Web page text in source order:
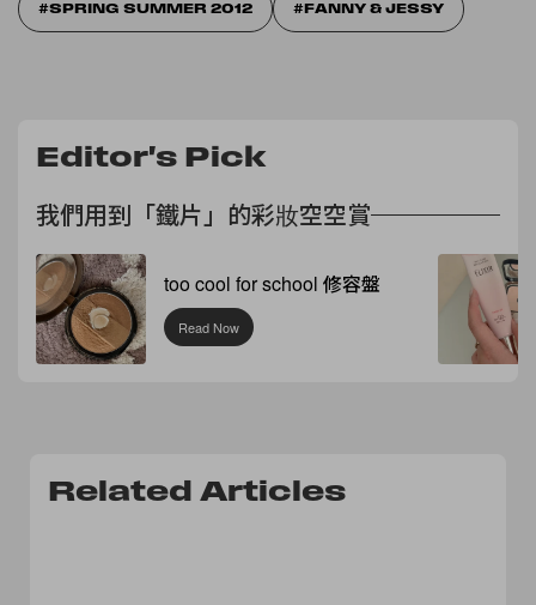
SPRING SUMMER 2012 FANNY & JESSY
Editor's Pick
我們用到「鐵片」的彩妝空空賞
too cool for school 修容盤
Read Now
Related Articles